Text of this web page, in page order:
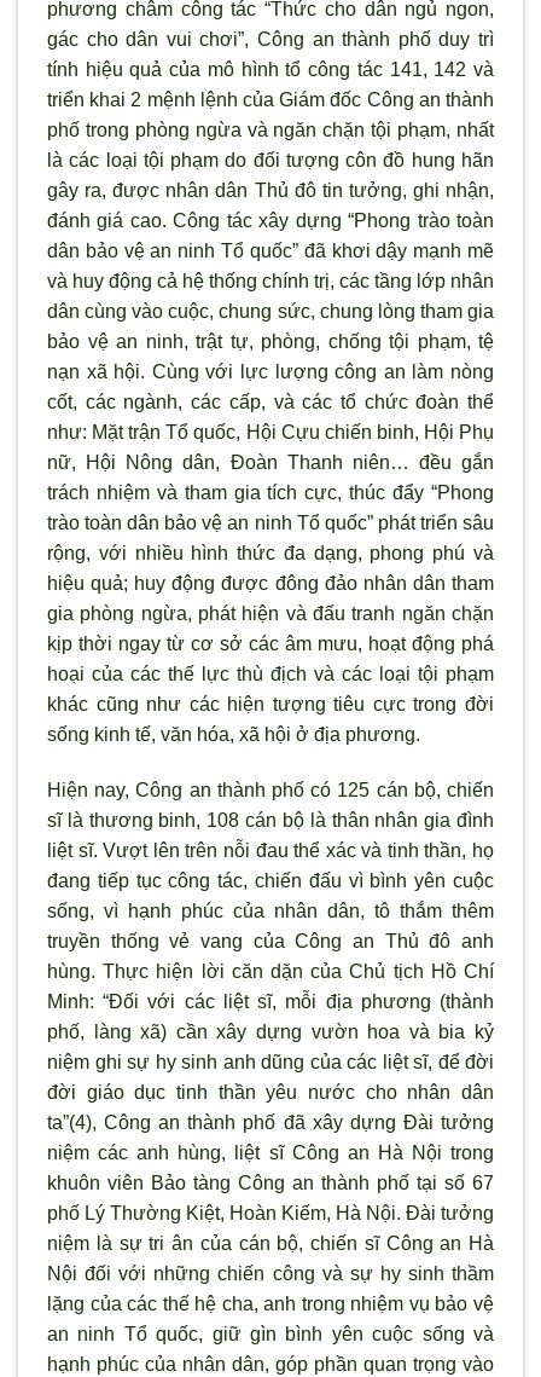
phương châm công tác “Thức cho dân ngủ ngon,
gác cho dân vui chơi”, Công an thành phố duy trì
tính hiệu quả của mô hình tổ công tác 141, 142 và
triển khai 2 mệnh lệnh của Giám đốc Công an thành
phố trong phòng ngừa và ngăn chặn tội phạm, nhất
là các loại tội phạm do đối tượng côn đồ hung hãn
gây ra, được nhân dân Thủ đô tin tưởng, ghi nhận,
đánh giá cao. Công tác xây dựng “Phong trào toàn
dân bảo vệ an ninh Tổ quốc” đã khơi dậy mạnh mẽ
và huy động cả hệ thống chính trị, các tầng lớp nhân
dân cùng vào cuộc, chung sức, chung l òng tham gia
bảo vệ an ninh, trật tự, phòng, chống tội phạm, tệ
nạn xã hội. Cùng với lực l ượng công an làm nòng
cốt, các ngành, các cấp, và các tổ chức đoàn thể
như: Mặt trận Tổ quốc, Hội Cựu chiến binh, Hội Phụ
nữ, Hội Nông dân, Đoàn Thanh niên… đều gắn
trách nhiệm và tham gia tích cực, thúc đẩy “Phong
trào toàn dân bảo vệ an ninh Tổ quốc” phát triển sâu
rộng, với nhiều hình thức đa dạng, phong phú và
hiệu quả; huy động được đông đảo nhân dân tham
gia phòng ngừa, phát hiện và đấu tranh ngăn chặn
kịp thời ngay từ cơ sở các âm mưu, hoạt động phá
hoại của các thế lực thù địch và các loại tội phạm
khác cũng như các hiện tượng tiêu cực trong đời
sống kinh tế, văn hóa, xã hội ở địa phương.
Hiện nay, Công an thành phố có 125 cán bộ, chiến
sĩ là thương binh, 108 cán bộ là thân nhân gia đình
liệt sĩ. Vượt lên trên nỗi đau thể xác và tinh thần, họ
đang tiếp tục công tác, chiến đấu vì bình yên cuộc
sống, vì hạnh phúc của nhân dân, tô thắm thêm
truyền thống vẻ vang của Công an Thủ đô anh
hùng. Thực hiện lời căn dặn của Chủ tịch Hồ Chí
Minh: “Đối với các liệt sĩ, mỗi địa phương (thành
phố, làng xã) cần xây dựng vườn hoa và bia kỷ
niệm ghi sự hy sinh anh dũng của các liệt sĩ, để đời
đời giáo dục tinh thần yêu nước cho nhân dân
ta”(4), Công an thành phố đã xây dựng Đài tưởng
niệm các anh hùng, liệt sĩ Công an Hà Nội trong
khuôn viên Bảo tàng Công an thành phố tại số 67
phố Lý Thường Kiệt, Hoàn Kiếm, Hà Nội. Đài tưởng
niệm là sự tri ân của cán bộ, chiến sĩ Công an Hà
Nội đối với những chiến công và sự hy sinh thầm
lặng của các thế hệ cha, anh trong nhiệm vụ bảo vệ
an ninh Tổ quốc, giữ gìn bình yên cuộc sống và
hạnh phúc của nhân dân, góp phần quan trọng vào